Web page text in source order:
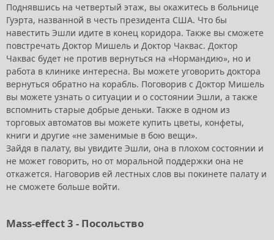
Поднявшись на четвертый этаж, вы окажитесь в больнице
Гуэрта, названной в честь президента США. Что бы
навестить Эшли идите в конец коридора. Также вы сможете
повстречать Доктор Мишель и Доктор Чаквас. Доктор
Чаквас будет не против вернуться на «Нормандию», но и
работа в клинике интересна. Вы можете уговорить доктора
вернуться обратно на корабль. Поговорив с Доктор Мишель
вы можете узнать о ситуации и о состоянии Эшли, а также
вспомнить старые добрые деньки. Также в одном из
торговых автоматов вы можете купить цветы, конфеты,
книги и другие «не заменимые в бою вещи».
Зайдя в палату, вы увидите Эшли, она в плохом состоянии и
не может говорить, но от моральной поддержки она не
откажется. Наговорив ей лестных слов вы покинете палату и
не сможете больше войти.
Mass-effect 3 - Посольство